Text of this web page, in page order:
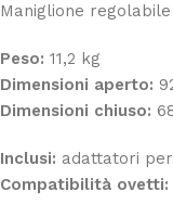
Maniglione
Peso: 11,2 kg
Dimensioni aperto:
Dimensioni chiuso:
Inclusi: adattatori
Compatibilità ovetti: